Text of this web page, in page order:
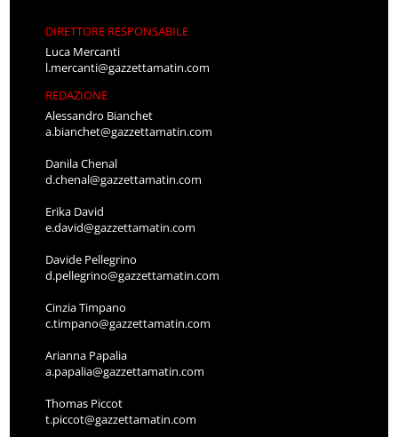
DIRETTORE RESPONSABILE
Luca Mercanti
l.mercanti@gazzettamatin.com
REDAZIONE
Alessandro Bianchet
a.bianchet@gazzettamatin.com
Danila Chenal
d.chenal@gazzettamatin.com
Erika David
e.david@gazzettamatin.com
Davide Pellegrino
d.pellegrino@gazzettamatin.com
Cinzia Timpano
c.timpano@gazzettamatin.com
Arianna Papalia
a.papalia@gazzettamatin.com
Thomas Piccot
t.piccot@gazzettamatin.com